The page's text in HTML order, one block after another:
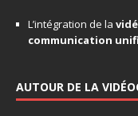
L’intégration de la
communication
AUTOUR DE LA